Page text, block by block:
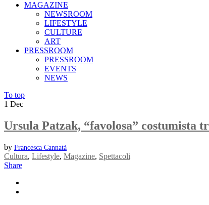
MAGAZINE
NEWSROOM
LIFESTYLE
CULTURE
ART
PRESSROOM
PRESSROOM
EVENTS
NEWS
To top
1 Dec
Ursula Patzak, “favolosa” costumista
by Francesca Cannatà
Cultura, Lifestyle, Magazine, Spettacoli
Share